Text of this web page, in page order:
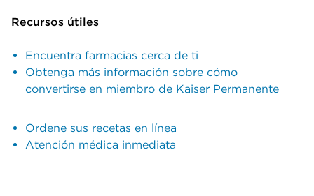
Recursos útiles
Encuentra farmacias cerca de ti
Obtenga más información sobre cómo
convertirse en miembro de Kaiser Permanente
Ordene sus recetas en línea
Atención médica inmediata